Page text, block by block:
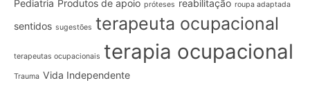
Pediatria Produtos de apoio próteses reabilitação roupa adaptada
sentidos sugestões terapeuta ocupacional
terapeutas ocupacionais terapia ocupacional
Trauma Vida Independente